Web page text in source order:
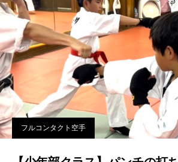
フルコンタクト空手